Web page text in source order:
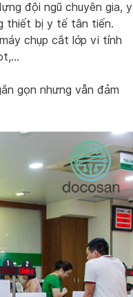
đội ngũ chuyên gia, y
thiết bị y tế tân tiến.
chụp cắt lớp vi tính
gọn nhưng vẫn đảm